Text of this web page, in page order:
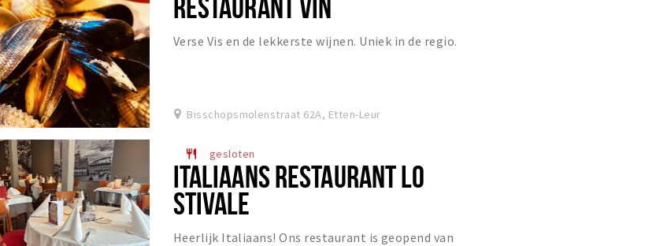
RESTAURANT VIN
Verse Vis en de lekkerste wijnen. Uniek in de regio.
Bisschopsmolenstraat 62A, Etten-Leur
restaurant gesloten
ITALIAANS RESTAURANT LO
STIVALE
Heerlijk Italiaans! Ons restaurant is geopend van